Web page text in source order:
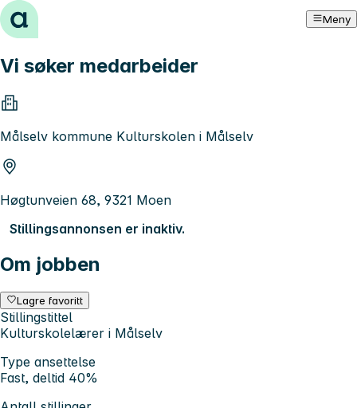
Hopp til innhold Meny
Vi søker medarbeider
Målselv kommune Kulturskolen i Målselv
Høgtunveien 68, 9321 Moen
Stillingsannonsen er inaktiv.
Om jobben
Lagre favoritt
Stillingstittel
Kulturskolelærer i Målselv
Type ansettelse
Fast, deltid 40%